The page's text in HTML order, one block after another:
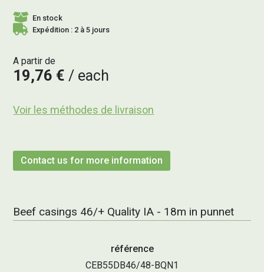
En stock
Expédition : 2 à 5 jours
A partir de
19,76 € each
Voir les méthodes de livraison
Contact us for more information
Beef casings 46/+ Quality IA - 18m in punnet
référence
CEB55DB46/48-BQN1